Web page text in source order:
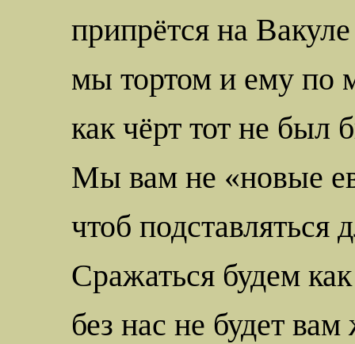
припрётся на Вакуле
мы тортом и ему по
как чёрт тот не был
Мы вам не «новые
чтоб подставляться
Сражаться будем
без нас не будет